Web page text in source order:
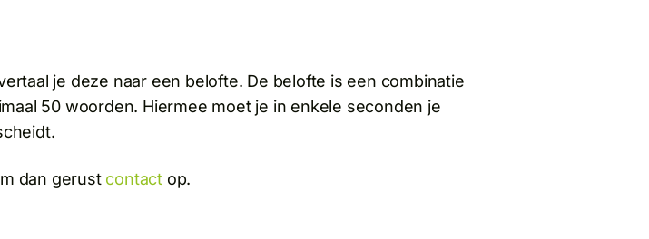
je deze naar een belofte. De belofte is een combinatie
50 woorden. Hiermee moet je in enkele seconden je
dan gerust contact op.